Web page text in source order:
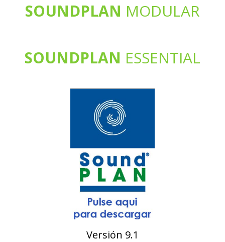
SOUNDPLAN MODULAR
SOUNDPLAN ESSENTIAL
Versión 9.1